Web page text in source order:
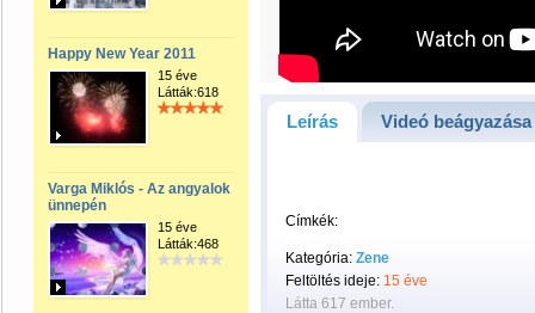
Happy New Year 2011
15 éve
Látták:618
Varga Miklós - Az angyalok
ünnepén
15 éve
Látták:468
Leírás Videó beágyazása
Címkék:
Kategória: Zene
Feltöltés ideje: 15 éve
Látta 617 ember.